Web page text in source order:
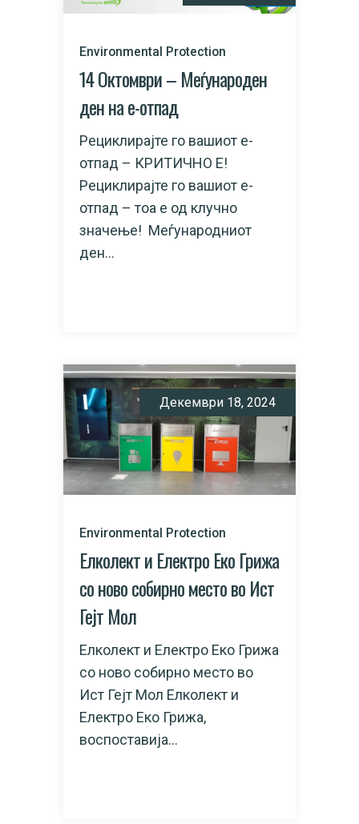
Environmental Protection
14 Октомври – Меѓународен
ден на е-отпад​
Рециклирајте го вашиот е-
отпад – КРИТИЧНО Е!
Рециклирајте го вашиот е-
отпад – тоа е од клучно
значење! Меѓународниот
ден...
Декември 18, 2024
Environmental Protection
Елколект и Електро Еко Грижа
со ново собирно место во Ист
Гејт Мол
Елколект и Електро Еко Грижа
со ново собирно место во
Ист Гејт Мол Елколект и
Електро Еко Грижа,
воспоставија...